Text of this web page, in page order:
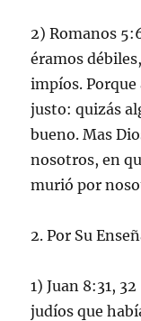
2) Romanos
éramos
impíos.
justo: quizás
bueno. Mas
nosotros, en
murió por
2. Por Su
1) Juan 8:31,
judíos que